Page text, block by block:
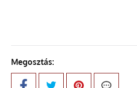
Megosztás: